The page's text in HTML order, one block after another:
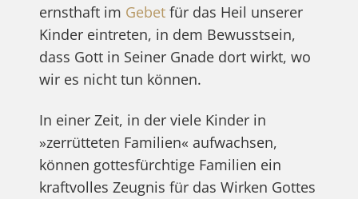
ernsthaft im Gebetfür das Heil unserer
Kinder eintreten, in dem Bewusstsein,
dass Gott in Seiner Gnade dort wirkt, wo
wir es nicht tun können.
In einer Zeit, in der viele Kinder in
»zerrütteten Familien« aufwachsen,
können gottesfürchtige Familien ein
kraftvolles Zeugnis für das Wirken Gottes